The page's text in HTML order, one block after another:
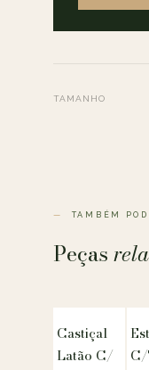
TAMANHO
TAMBÉM
Peças
Castiçal
Latão C/